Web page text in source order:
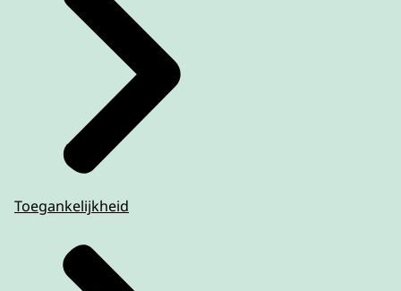
Toegankelijkheid